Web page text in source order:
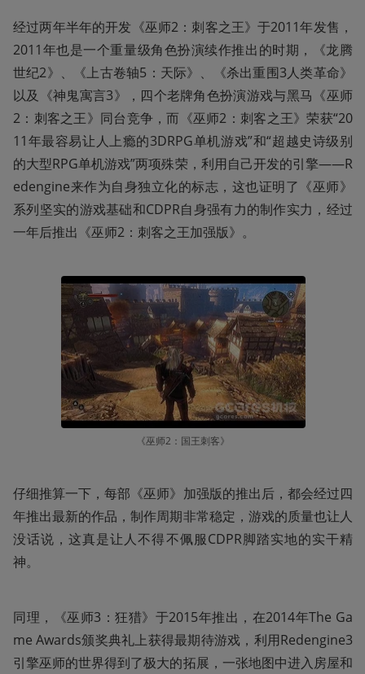
经过两年半年的开发《巫师2：刺客之王》于2011年发售，
2011年也是一个重量级角色扮演续作推出的时期，《龙腾
世纪2》、《上古卷轴5：天际》、《杀出重围3人类革命》
以及《神鬼寓言3》，四个老牌角色扮演游戏与黑马《巫师
2：刺客之王》同台竞争，而《巫师2：刺客之王》荣获“20
11年最容易让人上瘾的3DRPG单机游戏”和“超越史诗级别
的大型RPG单机游戏”两项殊荣，利用自己开发的引擎——R
edengine来作为自身独立化的标志，这也证明了《巫师》
系列坚实的游戏基础和CDPR自身强有力的制作实力，经过
一年后推出《巫师2：刺客之王加强版》。
《巫师2：国王刺客》
仔细推算一下，每部《巫师》加强版的推出后，都会经过四
年推出最新的作品，制作周期非常稳定，游戏的质量也让人
没话说，这真是让人不得不佩服CDPR脚踏实地的实干精
神。
同理，《巫师3：狂猎》于2015年推出，在2014年The Ga
me Awards颁奖典礼上获得最期待游戏，利用Redengine3
引擎巫师的世界得到了极大的拓展，一张地图中进入房屋和